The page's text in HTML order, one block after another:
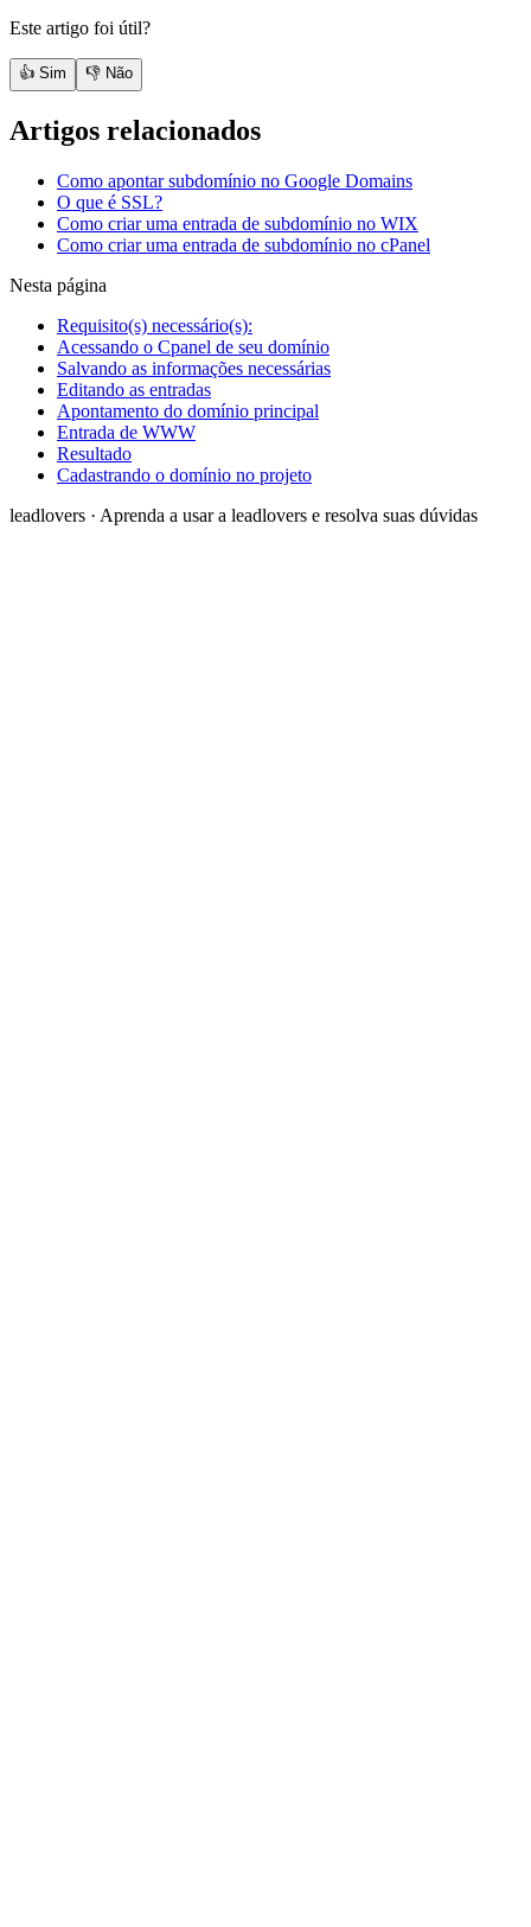
Este artigo foi útil?
👍 Sim 👎 Não
Artigos relacionados
Como apontar subdomínio no Google Domains
O que é SSL?
Como criar uma entrada de subdomínio no WIX
Como criar uma entrada de subdomínio no cPanel
Nesta página
Requisito(s) necessário(s):
Acessando o Cpanel de seu domínio
Salvando as informações necessárias
Editando as entradas
Apontamento do domínio principal
Entrada de WWW
Resultado
Cadastrando o domínio no projeto
leadlovers · Aprenda a usar a leadlovers e resolva suas dúvidas